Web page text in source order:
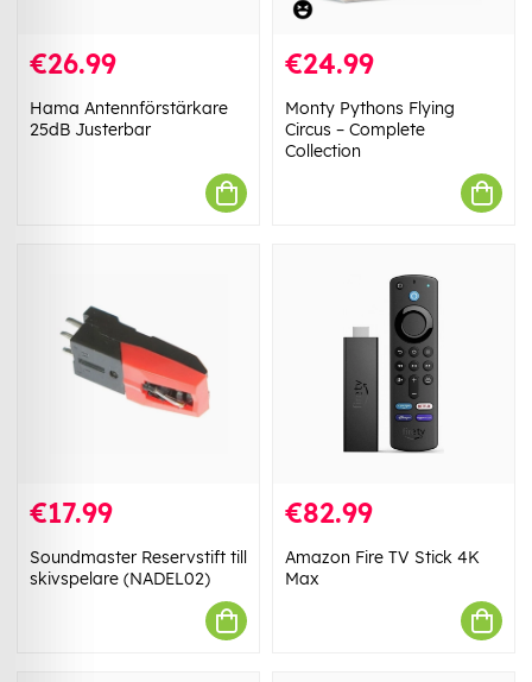
€26.99
Hama Antennförstärkare
25dB Justerbar
€24.99
Monty Pythons Flying
Circus – Complete
Collection
€17.99
Soundmaster Reservstift till
skivspelare (NADEL02)
€82.99
Amazon Fire TV Stick 4K
Max